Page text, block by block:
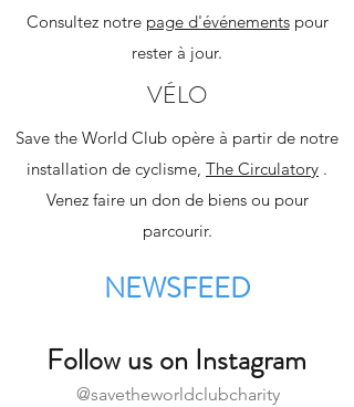
Consultez notre page d'événementspour
rester à jour.
VÉLO
Save the World Club opère à partir de notre
installation de cyclisme, The Circulatory .
Venez faire un don de biens ou pour
parcourir.
NEWSFEED
Follow us on Instagram
@savetheworldclubcharity